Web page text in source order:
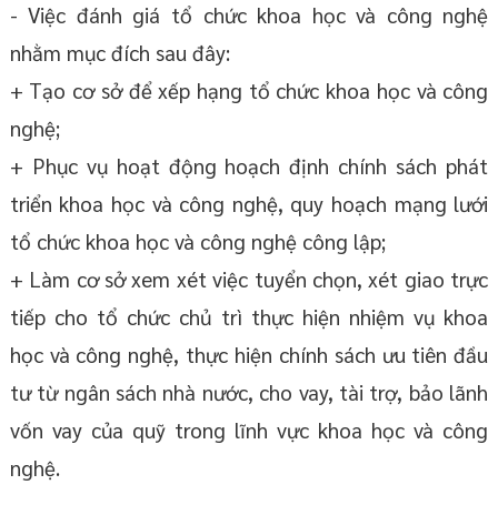
- Việc đánh giá tổ chức khoa học và công nghệ
nhằm mục đích sau đây:
+ Tạo cơ sở để xếp hạng tổ chức khoa học và công
nghệ;
+ Phục vụ hoạt động hoạch định chính sách phát
triển khoa học và công nghệ, quy hoạch mạng lưới
tổ chức khoa học và công nghệ công lập;
+ Làm cơ sở xem xét việc tuyển chọn, xét giao trực
tiếp cho tổ chức chủ trì thực hiện nhiệm vụ khoa
học và công nghệ, thực hiện chính sách ưu tiên đầu
tư từ ngân sách nhà nước, cho vay, tài trợ, bảo lãnh
vốn vay của quỹ trong lĩnh vực khoa học và công
nghệ.